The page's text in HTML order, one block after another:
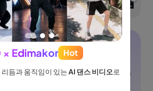
이라이트로 전환
폰을 포함한 모든 디바이스에서 라이브 스
Edimakor Hot
듬과 움직임이 있는AI 댄스 비디오로
아이디